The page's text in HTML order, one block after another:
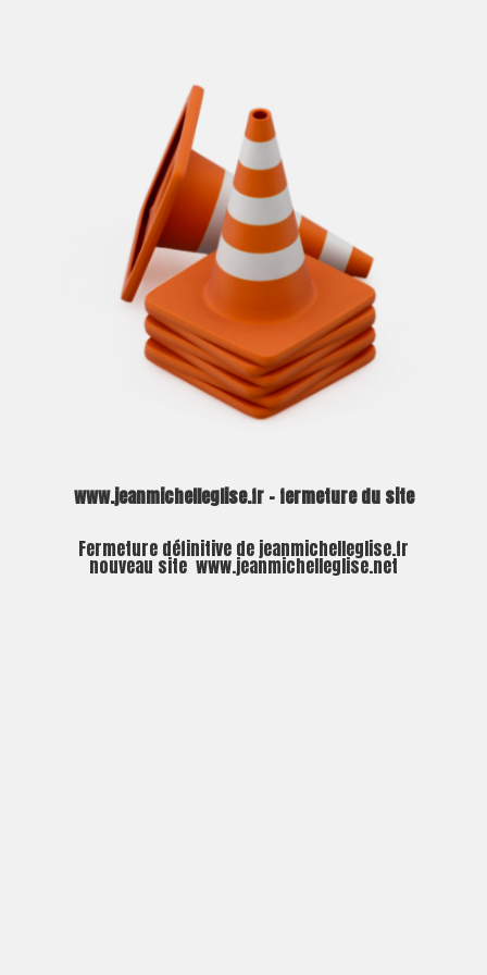
www.jeanmichelleglise.fr – fermeture du site
Fermeture définitive de jeanmichelleglise.fr
nouveau site www.jeanmichelleglise.net